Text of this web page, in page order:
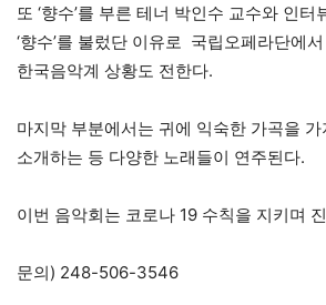
또 ‘향수’를 부른 테너 박인수 교수와 인터
‘향수’를 불렀단 이유로 국립오페라단에
한국음악계 상황도 전한다.
마지막 부분에서는 귀에 익숙한 가곡을
소개하는 등 다양한 노래들이 연주된다.
이번 음악회는 코로나 19 수칙을 지키며
문의) 248-506-3546